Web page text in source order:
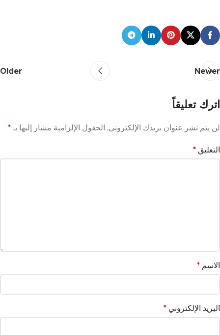
Newer
Older
اترك تعليقاً
لن يتم نشر عنوان بريدك الإلكتروني. الحقول الإلزامية مشار إليها بـ *
التعليق *
الاسم *
البريد الإلكتروني *